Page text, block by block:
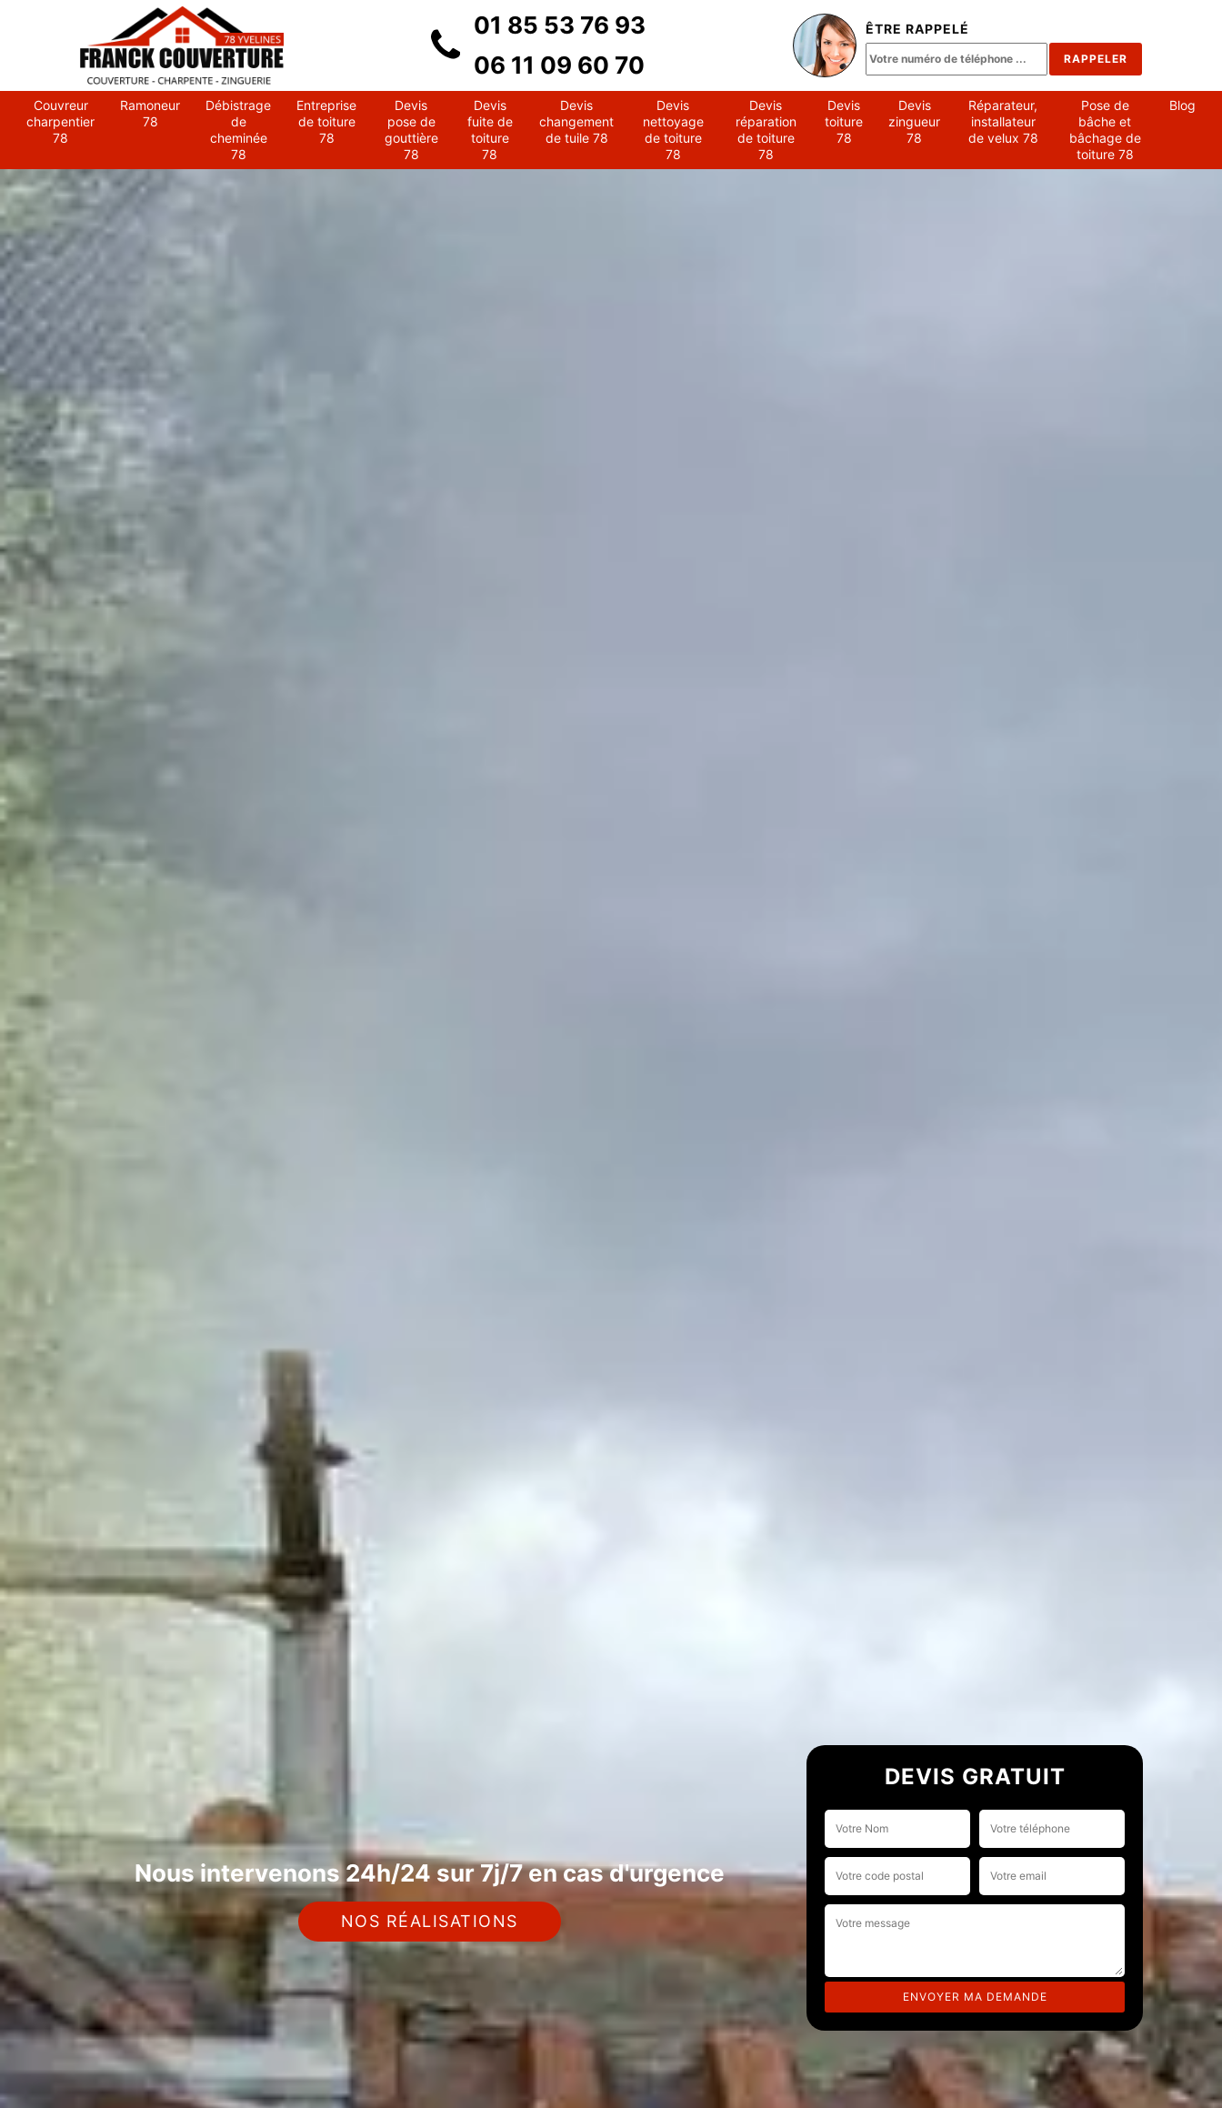
01 85 53 76 93
06 11 09 60 70
ÊTRE RAPPELÉ
Couvreur
charpentier
78
Ramoneur
78
Débistrage
de
cheminée
78
Entreprise
de toiture
78
Devis
pose de
gouttière
78
Devis
fuite de
toiture
78
Devis
changement
de tuile 78
Devis
nettoyage
de toiture
78
Devis
réparation
de toiture
78
Devis
toiture
78
Devis
zingueur
78
Réparateur,
installateur
de velux 78
Pose de
bâche et
bâchage de
toiture 78
Blog
Nous intervenons 24h/24 sur 7j/7 en cas d'urgence
NOS RÉALISATIONS
DEVIS GRATUIT